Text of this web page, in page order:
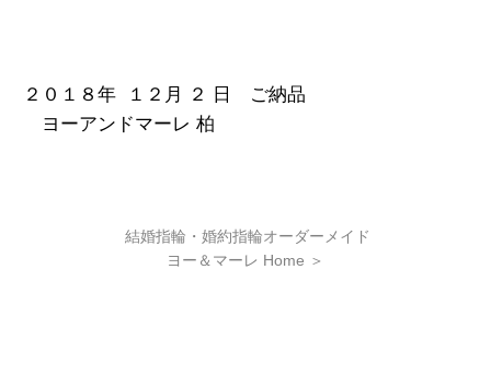
２０１８年 １２月 ２ 日 ご納品
ヨーアンドマーレ 柏
結婚指輪・婚約指輪オーダーメイド
ヨー＆マーレ Home ＞